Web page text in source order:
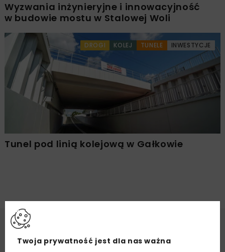
Wyzwania inżynieryjne i innowacyjność
w budowie mostu w Stalowej Woli
DROGI KOLEJ TUNELE INWESTYCJE
Tunel pod linią kolejową w Gałkowie
Twoja prywatność jest dla nas ważna